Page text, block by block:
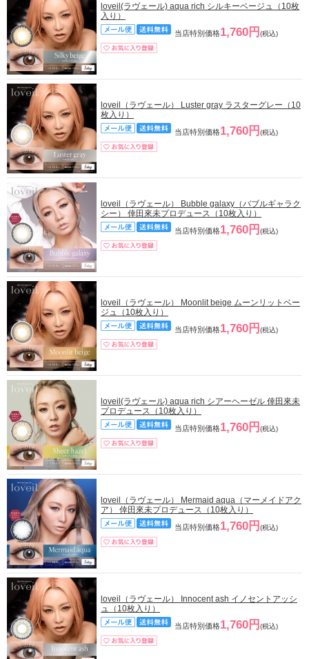
loveil(ラヴェール) aqua rich シルキーベージュ（10枚
入り）
当店特別価格1,760円 (税込)
loveil（ラヴェール） Luster gray ラスターグレー（10
枚入り）
当店特別価格1,760円 (税込)
loveil（ラヴェール） Bubble galaxy（バブルギャラク
シー） 倖田來未プロデュース（10枚入り）
当店特別価格1,760円 (税込)
loveil（ラヴェール） Moonlit beige ムーンリットベー
ジュ（10枚入り）
当店特別価格1,760円 (税込)
loveil(ラヴェール) aqua rich シアーヘーゼル 倖田來未
プロデュース（10枚入り）
当店特別価格1,760円 (税込)
loveil（ラヴェール） Mermaid aqua（マーメイドアク
ア） 倖田來未プロデュース（10枚入り）
当店特別価格1,760円 (税込)
loveil（ラヴェール） Innocent ash イノセントアッシ
ュ（10枚入り）
当店特別価格1,760円 (税込)